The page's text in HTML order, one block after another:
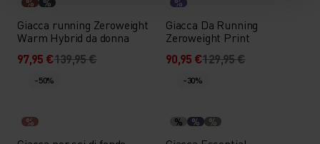
Giacca running Zeroweight
Warm Hybrid da donna
97,95 €139,95 €
Giacca Da Running
Zeroweight Print
90,95 €129,95 €
-50%
%
-30%
% % %